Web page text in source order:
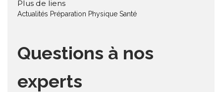
Plus de liens
Actualités Préparation Physique Santé
Questions à nos
experts